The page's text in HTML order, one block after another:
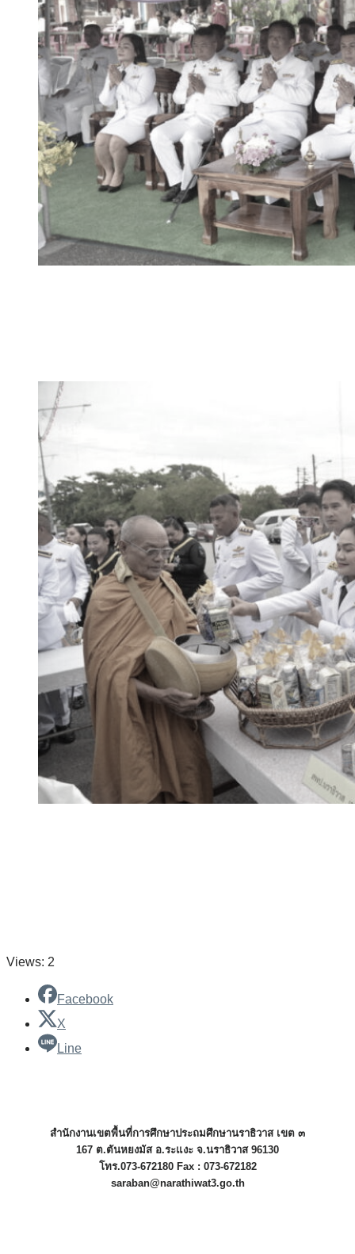
Views: 2
Facebook
X
Line
สำนักงานเขตพื้นที่การศึกษาประถมศึกษานราธิวาส เขต ๓
167 ต.ตันหยงมัส อ.ระแงะ จ.นราธิวาส 96130
โทร.073-672180 Fax : 073-672182
saraban@narathiwat3.go.th